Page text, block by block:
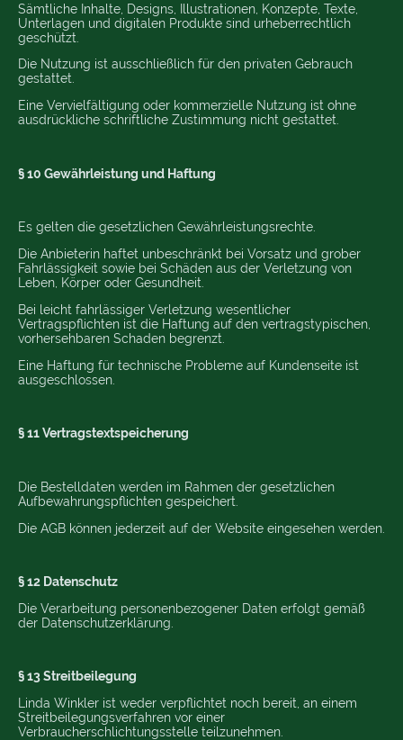
Sämtliche Inhalte, Designs, Illustrationen, Konzepte, Texte,
Unterlagen und digitalen Produkte sind urheberrechtlich
geschützt.
Die Nutzung ist ausschließlich für den privaten Gebrauch
gestattet.
Eine Vervielfältigung oder kommerzielle Nutzung ist ohne
ausdrückliche schriftliche Zustimmung nicht gestattet.
§ 10 Gewährleistung und Haftung
Es gelten die gesetzlichen Gewährleistungsrechte.
Die Anbieterin haftet unbeschränkt bei Vorsatz und grober
Fahrlässigkeit sowie bei Schäden aus der Verletzung von
Leben, Körper oder Gesundheit.
Bei leicht fahrlässiger Verletzung wesentlicher
Vertragspflichten ist die Haftung auf den vertragstypischen,
vorhersehbaren Schaden begrenzt.
Eine Haftung für technische Probleme auf Kundenseite ist
ausgeschlossen.
§ 11 Vertragstextspeicherung
Die Bestelldaten werden im Rahmen der gesetzlichen
Aufbewahrungspflichten gespeichert.
Die AGB können jederzeit auf der Website eingesehen werden.
§ 12 Datenschutz
Die Verarbeitung personenbezogener Daten erfolgt gemäß
der Datenschutzerklärung.
§ 13Streitbeilegung
Linda Winkler ist weder verpflichtet noch bereit, an einem
Streitbeilegungsverfahren vor einer
Verbraucherschlichtungsstelle teilzunehmen.